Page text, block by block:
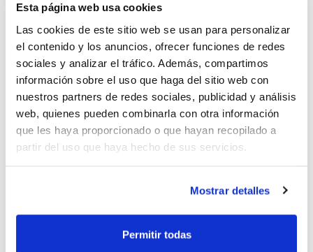
Esta página web usa cookies
Las cookies de este sitio web se usan para personalizar
el contenido y los anuncios, ofrecer funciones de redes
sociales y analizar el tráfico. Además, compartimos
información sobre el uso que haga del sitio web con
nuestros partners de redes sociales, publicidad y análisis
web, quienes pueden combinarla con otra información
que les haya proporcionado o que hayan recopilado a
partir del uso que haya hecho de sus servicios.
Mostrar detalles
Permitir todas
Hola somos el CBS CARLET
Estamos buscando jugadores para
por formar equipo junior en la
temporada 25/26. Nos faltarían
solamente unas 3 o 4 plazas , ya que
disponemos de varios jugadores
interesados y seria una lástima no
Como ponerse en contacto